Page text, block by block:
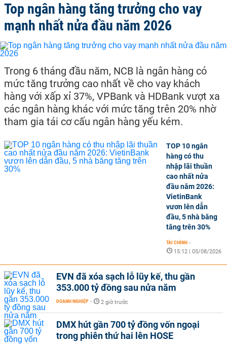
Top ngân hàng tăng trưởng cho vay
mạnh nhất nửa đầu năm 2026
Trong 6 tháng đầu năm, NCB là ngân hàng có
mức tăng trưởng cao nhất về cho vay khách
hàng với xấp xỉ 37%, VPBank và HDBank vượt xa
các ngân hàng khác với mức tăng trên 20% nhờ
tham gia tái cơ cấu ngân hàng yếu kém.
TOP 10 ngân
hàng có thu
nhập lãi thuần
cao nhất nửa
đầu năm 2026:
VietinBank
vươn lên dẫn
đầu, 5 nhà băng
tăng trên 30%
TÀI CHÍNH -
15:12 | 05/08/2026
EVN đã xóa sạch lỗ lũy kế, thu gần
353.000 tỷ đồng sau nửa năm
DOANH NGHIỆP - 2 giờ trước
DMX hút gần 700 tỷ đồng vốn ngoại
trong phiên thứ hai lên HOSE